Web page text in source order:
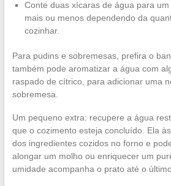
Conte duas xícaras de água para um
mais ou menos dependendo da
cozinhar.
Para pudins e sobremesas, prefira o
também pode aromatizar a água com
raspado de cítrico, para adicionar uma
sobremesa.
Um pequeno extra: recupere a água
que o cozimento esteja concluído. Ela
dos ingredientes cozidos no forno e
alongar um molho ou enriquecer um
umidade acompanha o prato até o